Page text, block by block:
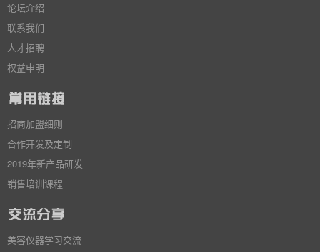
论坛介绍
联系我们
人才招聘
权益申明
招商加盟细则
合作开发及定制
2019年新产品研发
销售培训课程
美容仪器学习交流